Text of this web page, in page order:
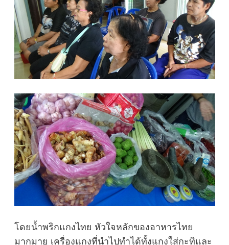
โดยน้ำพริกแกงไทย หัวใจหลักของอาหารไทย
มากมาย เครื่องแกงที่นำไปทำได้ทั้งแกงใส่กะทิและ